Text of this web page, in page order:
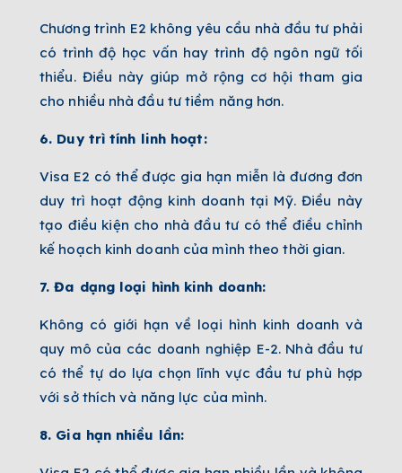
Chương trình E2 không yêu cầu nhà đầu tư phải
có trình độ học vấn hay trình độ ngôn ngữ tối
thiểu. Điều này giúp mở rộng cơ hội tham gia
cho nhiều nhà đầu tư tiềm năng hơn.
6. Duy trì tính linh hoạt:
Visa E2 có thể được gia hạn miễn là đương đơn
duy trì hoạt động kinh doanh tại Mỹ. Điều này
tạo điều kiện cho nhà đầu tư có thể điều chỉnh
kế hoạch kinh doanh của mình theo thời gian.
7. Đa dạng loại hình kinh doanh:
Không có giới hạn về loại hình kinh doanh và
quy mô của các doanh nghiệp E-2. Nhà đầu tư
có thể tự do lựa chọn lĩnh vực đầu tư phù hợp
với sở thích và năng lực của mình.
8. Gia hạn nhiều lần: